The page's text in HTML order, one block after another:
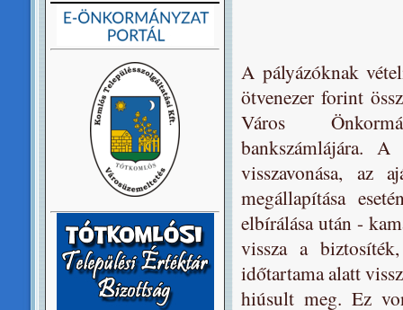
A pályázóknak
ötvenezer forint
Város
bankszámlájára.
visszavonása, az
megállapítása
elbírálása után -
vissza a
időtartama alatt
hiúsult meg. Ez